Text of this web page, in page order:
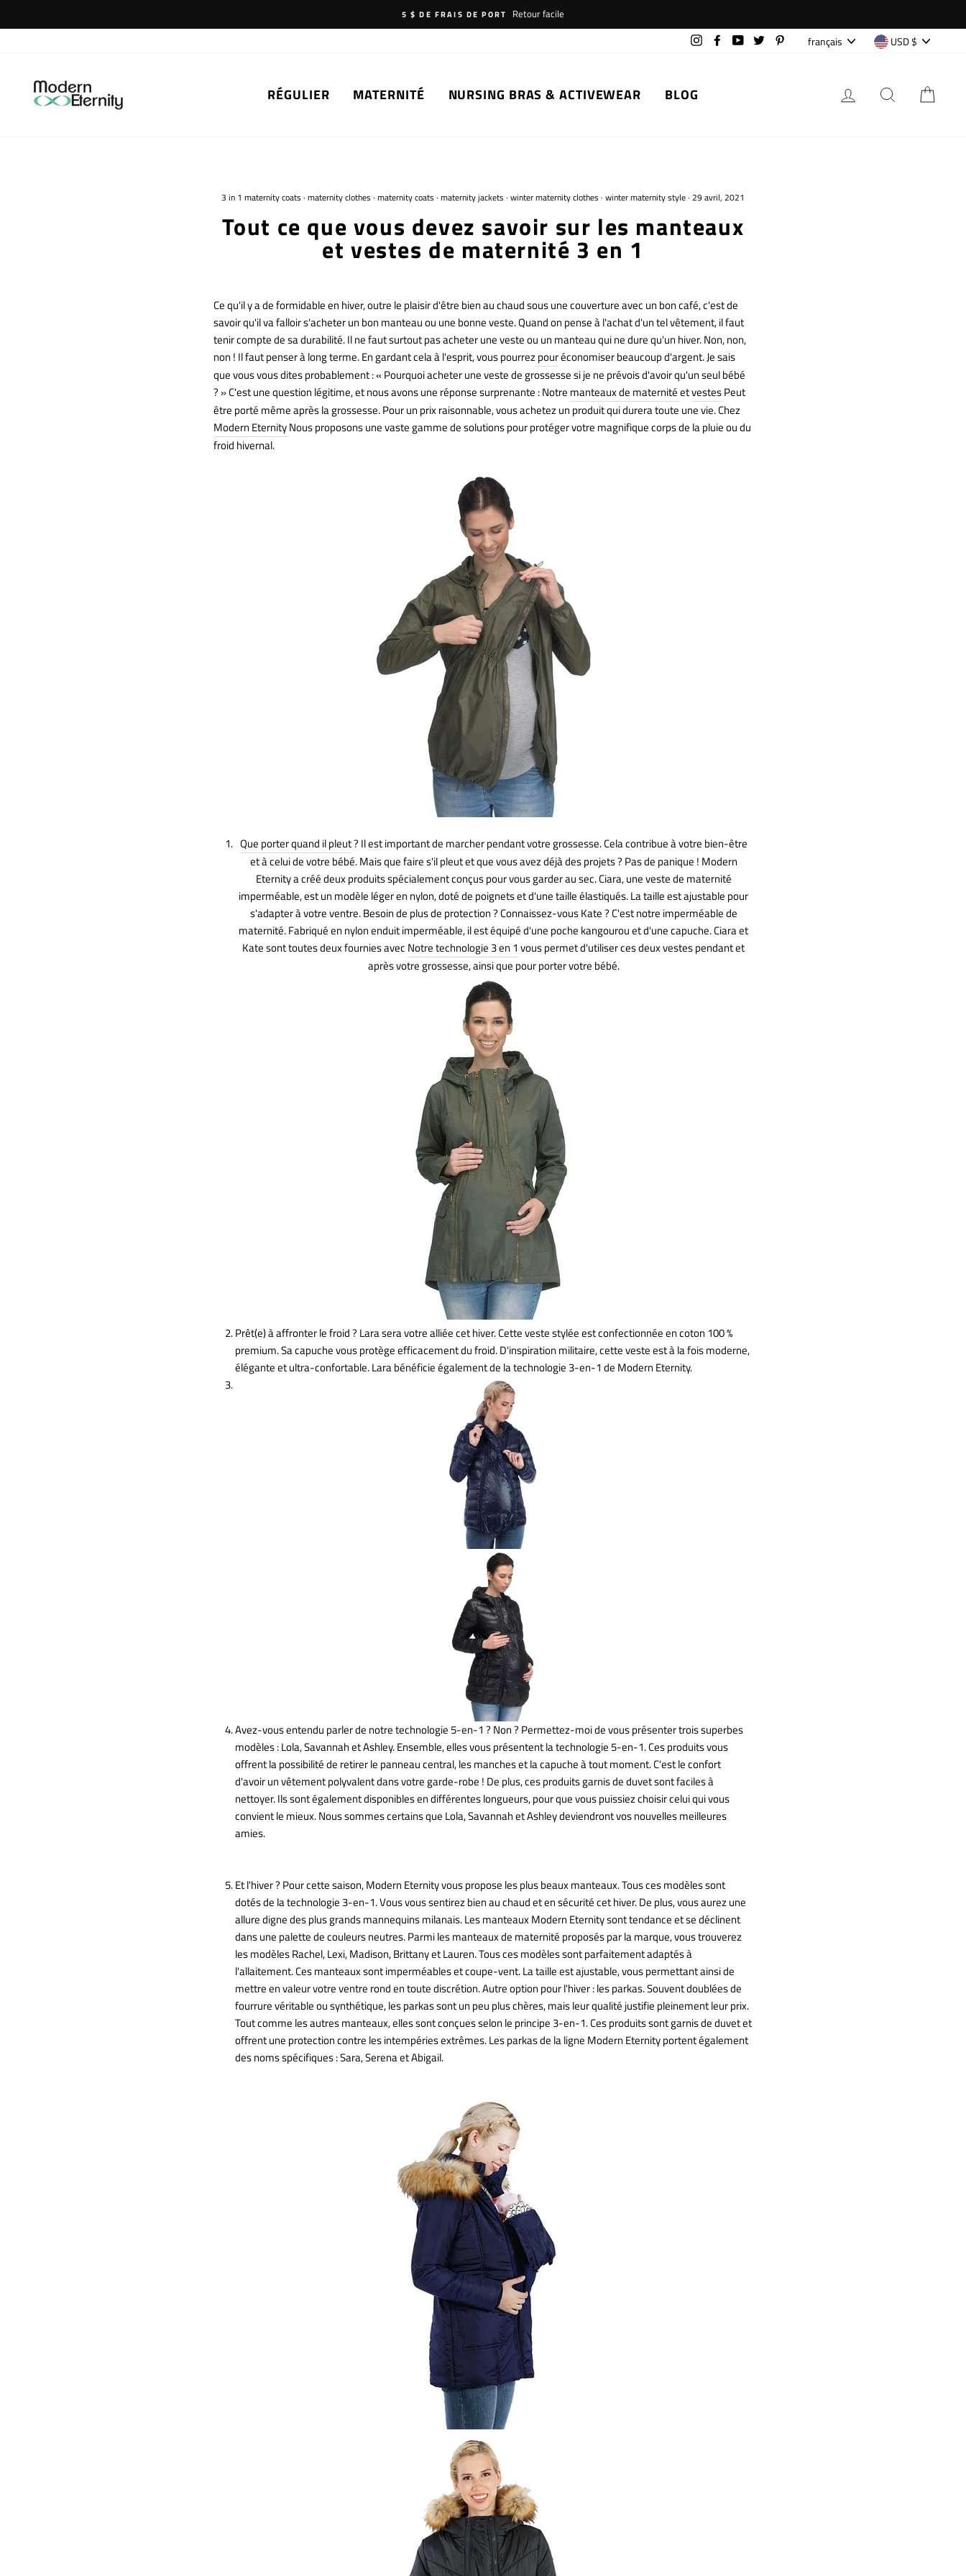
au
5 $ DE FRAIS DE PORT
Retour facile
InstagramFacebookYouTubeTwitter Pinterest
Langue
français Devise
USD $
RÉGULIER MATERNITÉ NURSING BRAS & ACTIVEWEAR BLOG SE CONNECTER
3 in 1 maternity coats · maternity clothes · maternity coats · maternity jackets · winter maternity clothes · winter maternity style· 29 avril, 2021
Tout ce que vous devez savoir sur les manteaux
et vestes de maternité 3 en 1
Ce qu'il y a de formidable en hiver, outre le plaisir d'être bien au chaud sous une couverture avec un bon café, c'est de
savoir qu'il va falloir s'acheter un bon manteau ou une bonne veste. Quand on pense à l'achat d'un tel vêtement, il faut
tenir compte de sa durabilité. Il ne faut surtout pas acheter une veste ou un manteau qui ne dure qu'un hiver. Non, non,
non ! Il faut penser à long terme. En gardant cela à l'esprit, vous pourrezpouréconomiser beaucoup d'argent. Je sais
que vous vous dites probablement : « Pourquoi acheter une veste de grossesse si je ne prévois d'avoir qu'un seul bébé
? » C'est une question légitime, et nous avons une réponse surprenante : Notre manteaux de maternitéetvestesPeut
être porté même après la grossesse. Pour un prix raisonnable, vous achetez un produit qui durera toute une vie. Chez
Modern EternityNous proposons une vaste gamme de solutions pour protéger votre magnifique corps de la pluie ou du
froid hivernal.
Que porter quand il pleut? Il est important de marcher pendant votre grossesse. Cela contribue à votre bien-être
et à celui de votre bébé. Mais que faire s'il pleut et que vous avez déjà des projets ? Pas de panique ! Modern
Eternity a créé deux produits spécialement conçus pour vous garder au sec. Ciara, une veste de maternité
imperméable, est un modèle léger en nylon, doté de poignets et d'une taille élastiqués. La taille est ajustable pour
s'adapter à votre ventre. Besoin de plus de protection ? Connaissez-vous Kate ? C'est notre imperméable de
maternité. Fabriqué en nylon enduit imperméable, il est équipé d'une poche kangourou et d'une capuche. Ciara et
Kate sont toutes deux fournies avec Notre technologie 3 en 1 vous permet d'utiliser ces deux vestes pendant et
après votre grossesse, ainsi que pour porter votre bébé.
Prêt(e) à affronter le froid ? Lara sera votre alliée cet hiver. Cette veste stylée est confectionnée en coton 100 %
premium. Sa capuche vous protège efficacement du froid. D'inspiration militaire, cette veste est à la fois moderne,
élégante et ultra-confortable. Lara bénéficie également de la technologie 3-en-1 de Modern Eternity.
Avez-vous entendu parler de notre technologie 5-en-1 ? Non ? Permettez-moi de vous présenter trois superbes
modèles : Lola, Savannah et Ashley. Ensemble, elles vous présentent la technologie 5-en-1. Ces produits vous
offrent la possibilité de retirer le panneau central, les manches et la capuche à tout moment. C'est le confort
d'avoir un vêtement polyvalent dans votre garde-robe ! De plus, ces produits garnis de duvet sont faciles à
nettoyer. Ils sont également disponibles en différentes longueurs, pour que vous puissiez choisir celui qui vous
convient le mieux. Nous sommes certains que Lola, Savannah et Ashley deviendront vos nouvelles meilleures
amies.
Et l'hiver ? Pour cette saison, Modern Eternity vous propose les plus beaux manteaux. Tous ces modèles sont
dotés de la technologie 3-en-1. Vous vous sentirez bien au chaud et en sécurité cet hiver. De plus, vous aurez une
allure digne des plus grands mannequins milanais. Les manteaux Modern Eternity sont tendance et se déclinent
dans une palette de couleurs neutres. Parmi les manteaux de maternité proposés par la marque, vous trouverez
les modèles Rachel, Lexi, Madison, Brittany et Lauren. Tous ces modèles sont parfaitement adaptés à
l'allaitement. Ces manteaux sont imperméables et coupe-vent. La taille est ajustable, vous permettant ainsi de
mettre en valeur votre ventre rond en toute discrétion. Autre option pour l'hiver : les parkas. Souvent doublées de
fourrure véritable ou synthétique, les parkas sont un peu plus chères, mais leur qualité justifie pleinement leur prix.
Tout comme les autres manteaux, elles sont conçues selon le principe 3-en-1. Ces produits sont garnis de duvet et
offrent une protection contre les intempéries extrêmes. Les parkas de la ligne Modern Eternity portent également
des noms spécifiques : Sara, Serena et Abigail.